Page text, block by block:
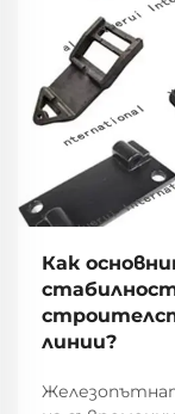
Как
линии?